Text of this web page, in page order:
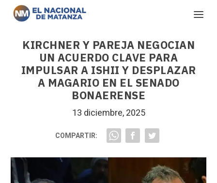
KIRCHNER Y PAREJA NEGOCIAN
UN ACUERDO CLAVE PARA
IMPULSAR A ISHII Y DESPLAZAR
A MAGARIO EN EL SENADO
BONAERENSE
13 diciembre, 2025
COMPARTIR: